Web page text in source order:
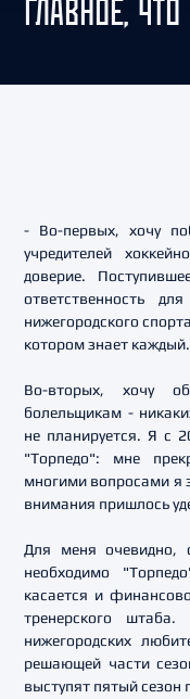
ГЛАВНОЕ,
- Во-первых, хочу
учредителей
доверие.
ответственность
нижегородского
котором знает каждый.
Во-вторых, хочу
болельщикам -
не планируется. Я с
"Торпедо": мне
многими вопросами я
внимания пришлось
Для меня очевидно,
необходимо
касается и
тренерского
нижегородских
решающей части
выступят пятый сезон